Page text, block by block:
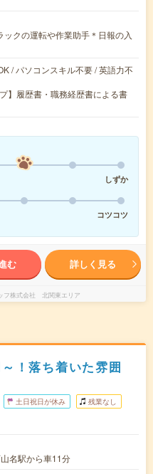
ックの運転や作業助手＊日報の入
/ パソコンスキル不要 / 英語力不
】履歴書・職務経歴書による書
しずか
コツコツ
む 詳しく見る
フ株式会社 北関東エリア
！落ち着いた雰囲
土日祝日が休み 残業なし
名駅から車11分